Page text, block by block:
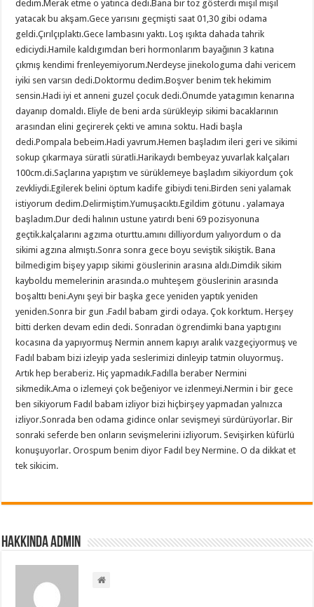
dedim.Merak etme o yatınca dedi.Bana bir toz gösterdi mışıl mışıl
yatacak bu akşam.Gece yarısını geçmişti saat 01,30 gibi odama
geldi.Çırılçıplaktı.Gece lambasını yaktı. Loş ışıkta dahada tahrik
ediciydi.Hamile kaldıgımdan beri hormonlarım bayağının 3 katına
çıkmış kendimi frenleyemiyorum.Nerdeyse jinekologuma dahi vericem
iyiki sen varsın dedi.Doktormu dedim.Boşver benim tek hekimim
sensin.Hadi iyi et anneni guzel çocuk dedi.Önumde yatagımın kenarına
dayanıp domaldı. Eliyle de beni arda sürükleyip sikimi bacaklarının
arasından elini geçirerek çekti ve amına soktu. Hadi başla
dedi.Pompala bebeim.Hadi yavrum.Hemen başladım ileri geri ve sikimi
sokup çıkarmaya süratli süratli.Harikaydı bembeyaz yuvarlak kalçaları
100cm.di.Saçlarına yapıştım ve sürüklemeye başladım sikiyordum çok
zevkliydi.Egilerek belini öptum kadife gibiydi teni.Birden seni yalamak
istiyorum dedim.Delirmiştim.Yumuşacıktı.Egildim götunu . yalamaya
başladım.Dur dedi halının ustune yatırdı beni 69 pozisyonuna
geçtik.kalçalarını agzıma oturttu.amını dilliyordum yalıyordum o da
sikimi agzına almıştı.Sonra sonra gece boyu seviştik sikiştik. Bana
bilmedigim bişey yapıp sikimi göuslerinin arasına aldı.Dimdik sikim
kayboldu memelerinin arasında.o muhteşem göuslerinin arasında
boşalttı beni.Aynı şeyi bir başka gece yeniden yaptık yeniden
yeniden.Sonra bir gun .Fadıl babam girdi odaya. Çok korktum. Herşey
bitti derken devam edin dedi. Sonradan ögrendimki bana yaptıgını
kocasına da yapıyormuş Nermin annem kapıyı aralık vazgeçiyormuş ve
Fadıl babam bizi izleyip yada seslerimizi dinleyip tatmin oluyormuş.
Artık hep beraberiz. Hiç yapmadık.Fadılla beraber Nermini
sikmedik.Ama o izlemeyi çok beğeniyor ve izlenmeyi.Nermin i bir gece
ben sikiyorum Fadıl babam izliyor bizi hiçbirşey yapmadan yalnızca
izliyor.Sonrada ben odama gidince onlar sevişmeyi sürdürüyorlar. Bir
sonraki seferde ben onların sevişmelerini izliyorum. Sevişirken küfürlü
konuşuyorlar. Orospum benim diyor Fadıl bey Nermine. O da dikkat et
tek sikicim.
Hakkında admin